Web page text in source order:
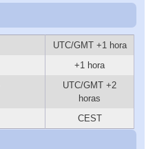
UTC/GMT +1 hora
+1 hora
UTC/GMT +2
horas
CEST